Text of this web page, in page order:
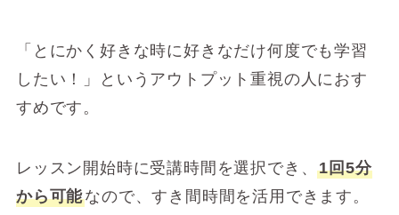
「とにかく好きな時に好きなだけ何度でも学習
したい！」というアウトプット重視の人におす
すめです。
レッスン開始時に受講時間を選択でき、1回5分
から可能なので、すき間時間を活用できます。